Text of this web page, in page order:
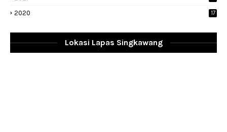
2020 17
Lokasi Lapas Singkawang